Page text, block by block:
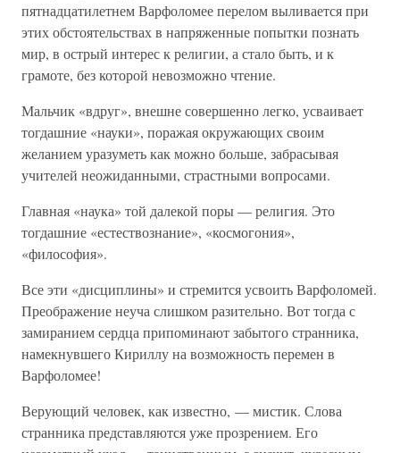
пятнадцатилетнем Варфоломее перелом выливается при
этих обстоятельствах в напряженные попытки познать
мир, в острый интерес к религии, а стало быть, и к
грамоте, без которой невозможно чтение.
Мальчик «вдруг», внешне совершенно легко, усваивает
тогдашние «науки», поражая окружающих своим
желанием уразуметь как можно больше, забрасывая
учителей неожиданными, страстными вопросами.
Главная «наука» той далекой поры — религия. Это
тогдашние «естествознание», «космогония»,
«философия».
Все эти «дисциплины» и стремится усвоить Варфоломей.
Преображение неуча слишком разительно. Вот тогда с
замиранием сердца припоминают забытого странника,
намекнувшего Кириллу на возможность перемен в
Варфоломее!
Верующий человек, как известно, — мистик. Слова
странника представляются уже прозрением. Его